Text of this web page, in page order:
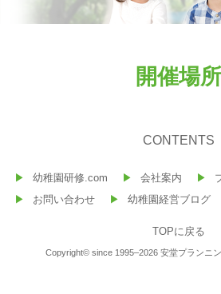
開催場所
CONTENTS
幼稚園研修.com 会社案内
お問い合わせ
幼稚園経営ブログ
TOPに戻る
Copyright© since 1995–2026 安堂プランニ